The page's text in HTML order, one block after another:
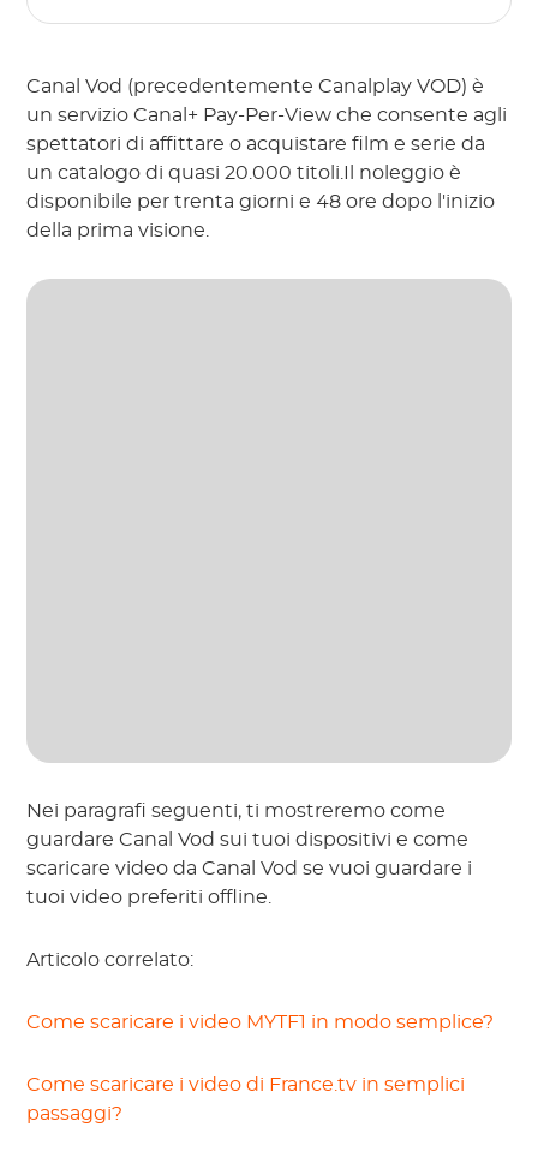
Canal Vod (precedentemente Canalplay VOD) è
un servizio Canal+ Pay-Per-View che consente agli
spettatori di affittare o acquistare film e serie da
un catalogo di quasi 20.000 titoli.Il noleggio è
disponibile per trenta giorni e 48 ore dopo l'inizio
della prima visione.
Nei paragrafi seguenti, ti mostreremo come
guardare Canal Vod sui tuoi dispositivi e come
scaricare video da Canal Vod se vuoi guardare i
tuoi video preferiti offline.
Articolo correlato:
Come scaricare i video MYTF1 in modo semplice?
Come scaricare i video di France.tv in semplici
passaggi?